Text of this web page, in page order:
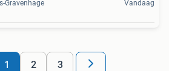
Gravenhage
Vandaag
1 2 3